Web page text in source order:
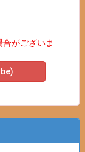
がございま